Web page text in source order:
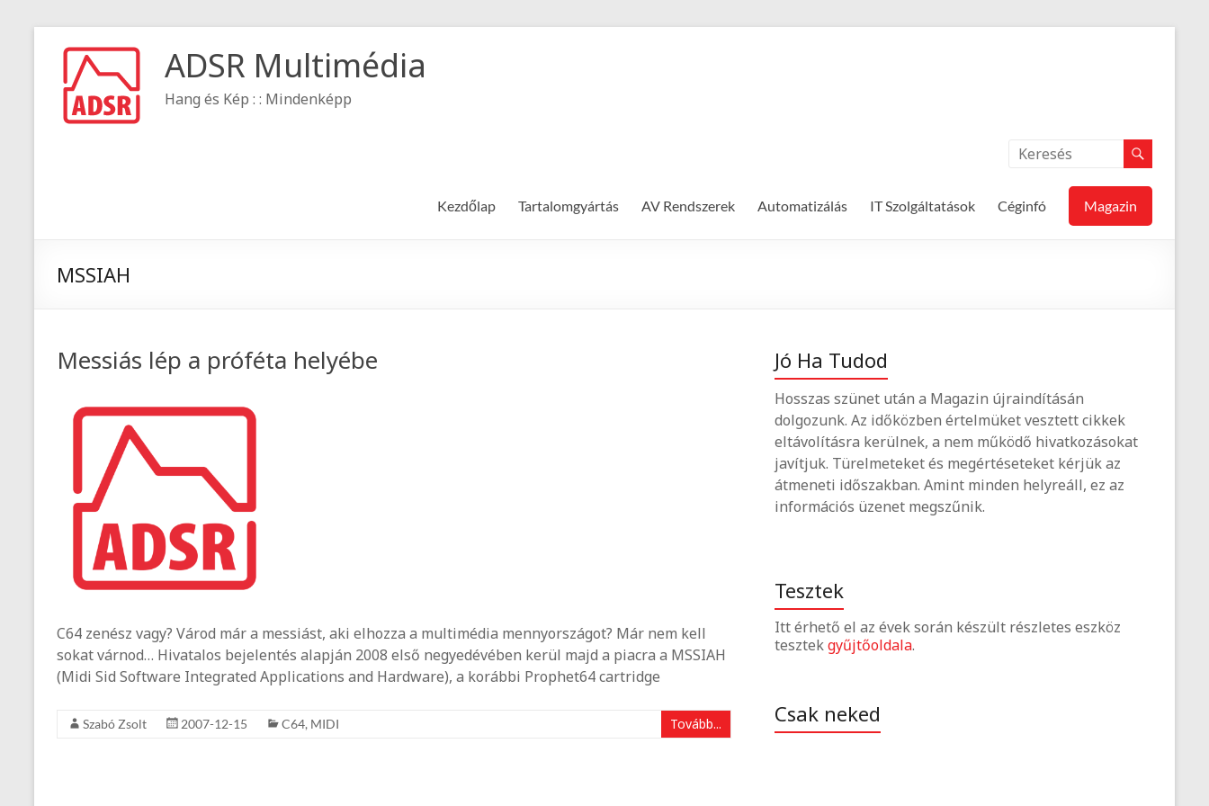
ADSR Multimédia
Hang és Kép : : Mindenképp
Kezdőlap Tartalomgyártás AV Rendszerek Automatizálás IT Szolgáltatások Céginfó Magazin
MSSIAH
Messiás lép a próféta helyébe
C64 zenész vagy? Várod már a messiást, aki elhozza a multimédia mennyországot? Már nem kell
sokat várnod… Hivatalos bejelentés alapján 2008 első negyedévében kerül majd a piacra a MSSIAH
(Midi Sid Software Integrated Applications and Hardware), a korábbi Prophet64 cartridge
Szabó Zsolt 2007-12-15 C64, MIDI Tovább...
Jó Ha Tudod
Hosszas szünet után a Magazin újraindításán
dolgozunk. Az időközben értelmüket vesztett cikkek
eltávolításra kerülnek, a nem működő hivatkozásokat
javítjuk. Türelmeteket és megértéseteket kérjük az
átmeneti időszakban. Amint minden helyreáll, ez az
információs üzenet megszűnik.
Tesztek
Itt érhető el az évek során készült részletes eszköz
tesztekgyűjtőoldala.
Csak neked